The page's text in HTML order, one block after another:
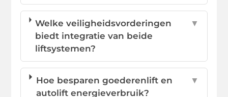
Welke veiligheidsvorderingen
biedt integratie van beide
liftsystemen?
▼
Hoe besparen goederenlift en
autolift energieverbruik?
▼